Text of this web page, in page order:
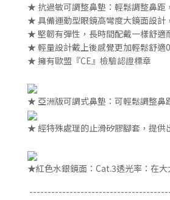
★ 抗過敏可調整鼻墊：輕鬆調整鼻距
★ 具備運動型眼鏡高彎度大鏡面設計
★ 堅韌有彈性， 長時間配戴一樣舒適
★ 輕量設計戴上後感覺更加輕鬆舒適
★ 擁有歐盟『CE』檢驗認證標章
★ 亞洲版可調式鼻墊 ：可輕鬆調整
★ 經特殊處理的止滑矽膠腳套，提供
★紅色水銀鏡面： Cat.3透光率：在大